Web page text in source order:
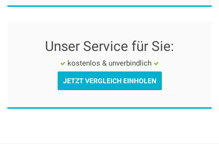
Unser Service für Sie:
kostenlos & unverbindlich
JETZT VERGLEICH EINHOLEN